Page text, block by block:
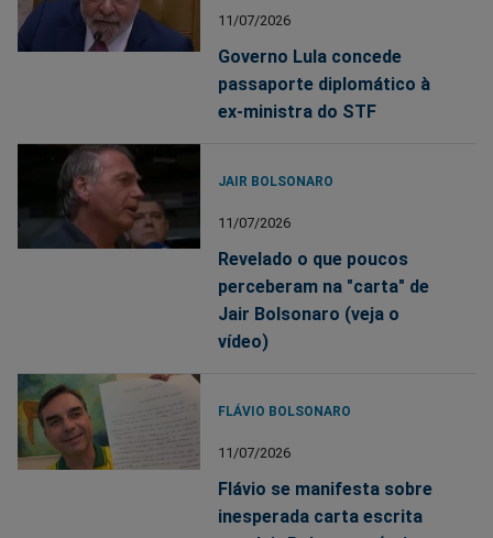
11/07/2026
Governo Lula concede
passaporte diplomático à
ex-ministra do STF
JAIR BOLSONARO
11/07/2026
Revelado o que poucos
perceberam na "carta" de
Jair Bolsonaro (veja o
vídeo)
FLÁVIO BOLSONARO
11/07/2026
Flávio se manifesta sobre
inesperada carta escrita